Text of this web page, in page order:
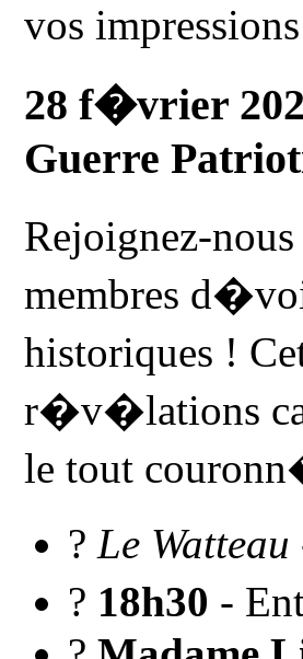
vos
28 f�vrier
Guerre
Rejoignez-
membres
historiques !
r�v�lations
le tout
?Le
? 18h30 -